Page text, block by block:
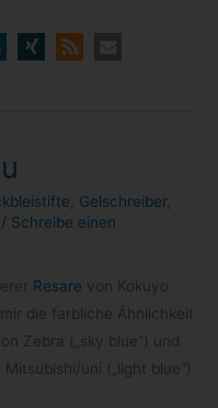
, Gelschreiber,
/ Schreibe einen
Resare von Kokuyo
die farb­li­che Ähn­lich­keit
Zebra („sky blue“) und
Mitsubishi/​uni („light blue“)